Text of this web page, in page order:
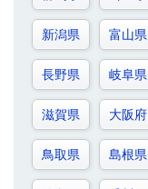
新潟県 富山県
長野県 岐阜県
滋賀県 大阪府
鳥取県 島根県